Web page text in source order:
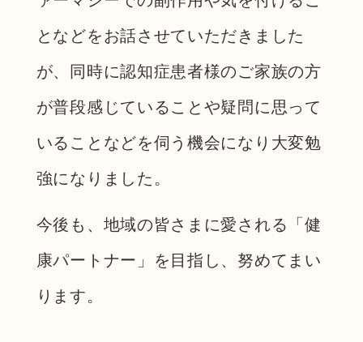
となどをお話させていただきました
が、同時に認知症患者様のご家族の方
が普段感じていることや疑問に思って
いることなどを伺う機会になり大変勉
強になりました。
今後も、地域の皆さまに愛される「健
康パートナー」を目指し、努めてまい
ります。